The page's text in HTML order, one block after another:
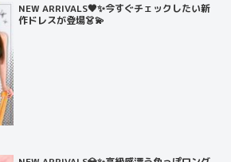
NEW ARRIVALS🖤✨今すぐチェックしたい新
作ドレスが登場👗💫